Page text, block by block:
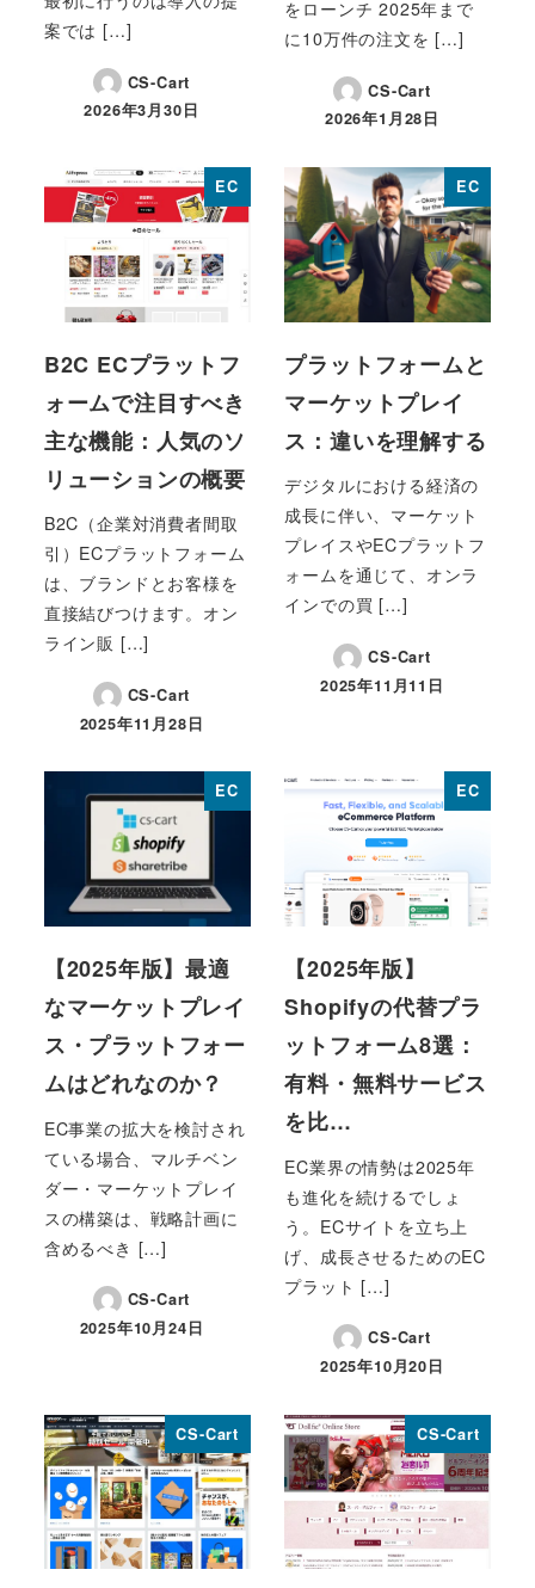
案では […]
CS-Cart
投稿日
2026年3月30日
をローンチ 2025年まで
に10万件の注文を […]
CS-Cart
投稿日
2026年1月28日
EC
B2C ECプラットフ
ォームで注目すべき
主な機能：人気のソ
リューションの概要
B2C（企業対消費者間取
引）ECプラットフォーム
は、ブランドとお客様を
直接結びつけます。オン
ライン販 […]
CS-Cart
投稿日
2025年11月28日
EC
プラットフォームと
マーケットプレイ
ス：違いを理解する
デジタルにおける経済の
成長に伴い、マーケット
プレイスやECプラットフ
ォームを通じて、オンラ
インでの買 […]
CS-Cart
投稿日
2025年11月11日
EC
【2025年版】最適
なマーケットプレイ
ス・プラットフォー
ムはどれなのか？
EC事業の拡大を検討され
ている場合、マルチベン
ダー・マーケットプレイ
スの構築は、戦略計画に
含めるべき […]
CS-Cart
投稿日
2025年10月24日
EC
【2025年版】
Shopifyの代替プラ
ットフォーム8選：
有料・無料サービス
を比…
EC業界の情勢は2025年
も進化を続けるでしょ
う。ECサイトを立ち上
げ、成長させるためのEC
プラット […]
CS-Cart
投稿日
2025年10月20日
CS-Cart CS-Cart